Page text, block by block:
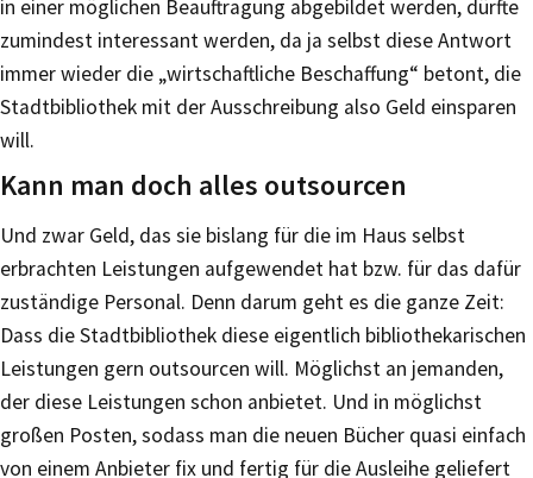
in einer möglichen Beauftragung abgebildet werden, dürfte
zumindest interessant werden, da ja selbst diese Antwort
immer wieder die „wirtschaftliche Beschaffung“ betont, die
Stadtbibliothek mit der Ausschreibung also Geld einsparen
will.
Kann man doch alles outsourcen
Und zwar Geld, das sie bislang für die im Haus selbst
erbrachten Leistungen aufgewendet hat bzw. für das dafür
zuständige Personal. Denn darum geht es die ganze Zeit:
Dass die Stadtbibliothek diese eigentlich bibliothekarischen
Leistungen gern outsourcen will. Möglichst an jemanden,
der diese Leistungen schon anbietet. Und in möglichst
großen Posten, sodass man die neuen Bücher quasi einfach
von einem Anbieter fix und fertig für die Ausleihe geliefert